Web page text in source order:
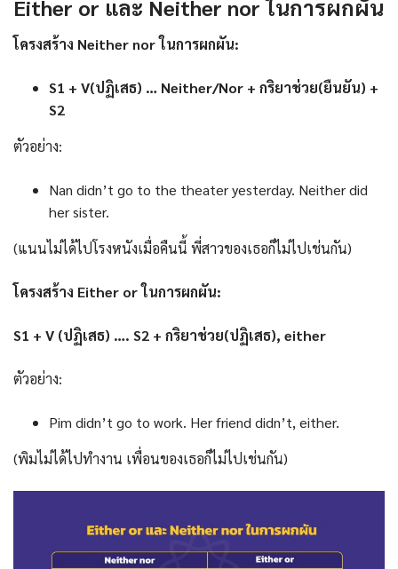
Either or และ Neither nor ในการผกผัน
โครงสร้าง Neither nor ในการผกผัน:
S­1 + V­(ปฏิเสธ) … Neither/Nor + กริยาช่วย(ยืนยัน) +
S2
ตัวอย่าง:
Nan didn’t go to the theater yesterday. Neither did
her sister.
(แนนไม่ได้ไปโรงหนังเมื่อคืนนี้ พี่สาวของเธอก็ไม่ไปเช่นกัน)
โครงสร้าง Either or ในการผกผัน:
S1 + V (ปฏิเสธ) …. S2 + กริยาช่วย(ปฏิเสธ), either
ตัวอย่าง:
Pim didn’t go to work. Her friend didn’t, either.
(พิมไม่ได้ไปทำงาน เพื่อนของเธอก็ไม่ไปเช่นกัน)